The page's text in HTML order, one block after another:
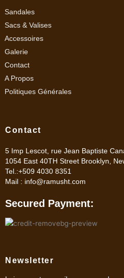
o
k
a
Sandales
Sacs & Valises
Accessoires
Galerie
Contact
A Propos
Politiques Générales
Contact
5 Imp Lescot, rue Jean Baptiste
1054 East 40TH Street Brooklyn,
Tel.:+509 4030 8351
Mail : info@ramusht.com
Secured Payment:
Newsletter